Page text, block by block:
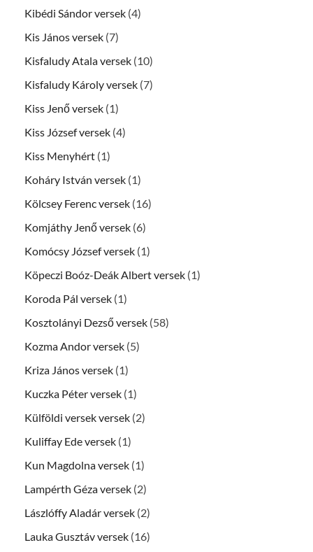
Kibédi Sándor versek (4)
Kis János versek (7)
Kisfaludy Atala versek (10)
Kisfaludy Károly versek (7)
Kiss Jenő versek (1)
Kiss József versek (4)
Kiss Menyhért (1)
Koháry István versek (1)
Kölcsey Ferenc versek (16)
Komjáthy Jenő versek (6)
Komócsy József versek (1)
Köpeczi Boóz-Deák Albert versek (1)
Koroda Pál versek (1)
Kosztolányi Dezső versek (58)
Kozma Andor versek (5)
Kriza János versek (1)
Kuczka Péter versek (1)
Külföldi versek versek (2)
Kuliffay Ede versek (1)
Kun Magdolna versek (1)
Lampérth Géza versek (2)
Lászlóffy Aladár versek (2)
Lauka Gusztáv versek (16)